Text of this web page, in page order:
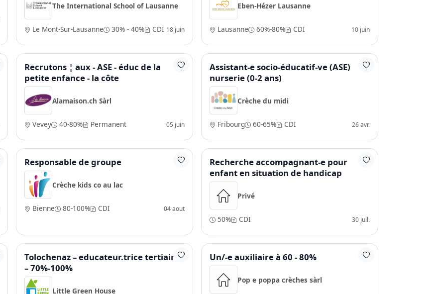
The International School of Lausanne
Le Mont-Sur-Lausanne 30% - 40% CDI 18 juin
Eben-Hézer Lausanne
Lausanne 60%-80% CDI 10 juin
Recrutons ¦ aux - ASE - éduc de la
petite enfance - la côte
Alamaison.ch Sàrl
Vevey 40-80% Permanent 05 juin
Assistant-e socio-éducatif-ve (ASE)
nurserie (0-2 ans)
Crèche du midi
Fribourg 60-65% CDI 26 avr.
Responsable de groupe
Crèche kids co au lac
Bienne 80-100% CDI 04 aout
Recherche accompagnant-e pour
enfant en situation de handicap
Privé
50% CDI 30 juil.
Tolochenaz – educateur.trice tertiaire
– 70%-100%
Little Green House
Un/-e auxiliaire à 60 - 80%
Pop e poppa crèches sàrl